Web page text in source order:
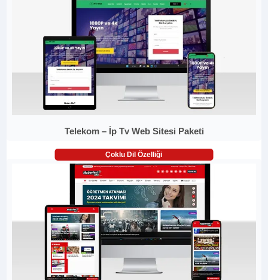
Telekom – İp Tv Web Sitesi Paketi
Çoklu Dil Özelliği